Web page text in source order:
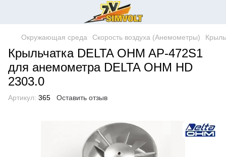
Окружающая среда Скорость воздуха (Анемометры)
Крыльчатка DELTA OHM AP-472S1
для анемометра DELTA OHM HD
2303.0
Артикул: 365 Оставить отзыв